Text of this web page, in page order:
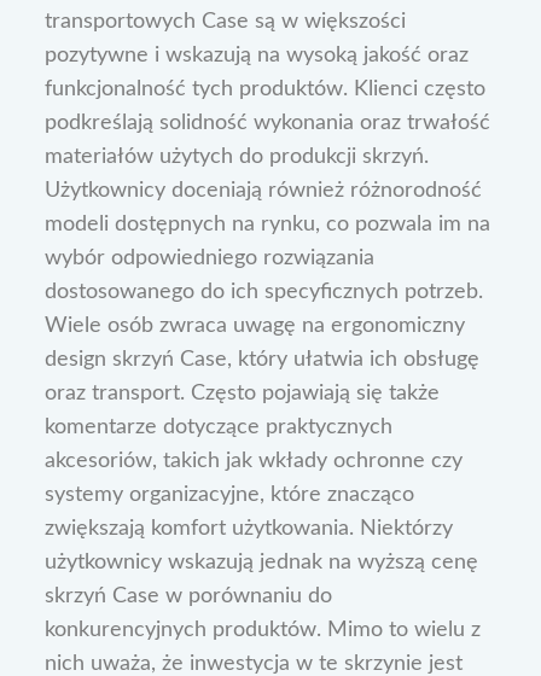
transportowych Case są w większości
pozytywne i wskazują na wysoką jakość oraz
funkcjonalność tych produktów. Klienci często
podkreślają solidność wykonania oraz trwałość
materiałów użytych do produkcji skrzyń.
Użytkownicy doceniają również różnorodność
modeli dostępnych na rynku, co pozwala im na
wybór odpowiedniego rozwiązania
dostosowanego do ich specyficznych potrzeb.
Wiele osób zwraca uwagę na ergonomiczny
design skrzyń Case, który ułatwia ich obsługę
oraz transport. Często pojawiają się także
komentarze dotyczące praktycznych
akcesoriów, takich jak wkłady ochronne czy
systemy organizacyjne, które znacząco
zwiększają komfort użytkowania. Niektórzy
użytkownicy wskazują jednak na wyższą cenę
skrzyń Case w porównaniu do
konkurencyjnych produktów. Mimo to wielu z
nich uważa, że inwestycja w te skrzynie jest